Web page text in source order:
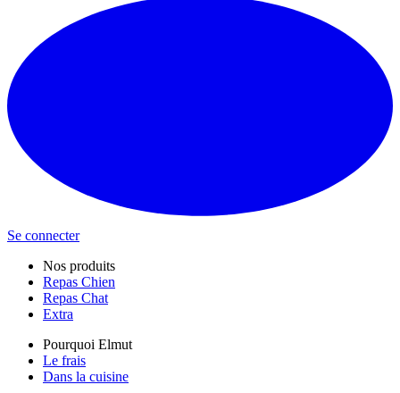
Se connecter
Nos produits
Repas Chien
Repas Chat
Extra
Pourquoi Elmut
Le frais
Dans la cuisine